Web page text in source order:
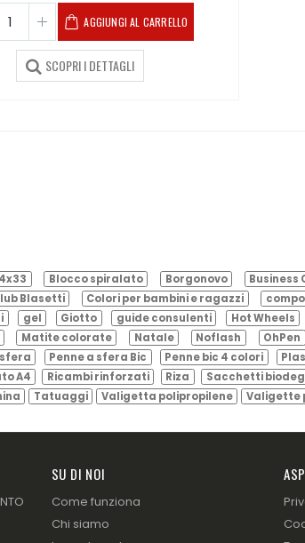
AGGIUNGI AL CARRELLO
SCOPRI I DETTAGLI
Blocco spiralato Borgonovo Business
Blasetti Colori per bambini e ragazzi
gel Giotto guide consulenti Hot Wheels
Matite colorate Natale Noflash OhPen
Penne a sfera Bic Penne bic 4 colori
A4 Ricambi rinforzati Riza Sacchetti
Tatuaggi Valigetta polipropilene Valigette
SU DI NOI
Come funziona
Chi siamo